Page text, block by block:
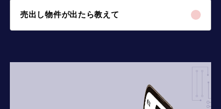
売出し物件が出たら教えて